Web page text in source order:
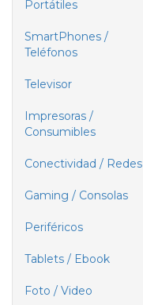
Portátiles
SmartPhones /
Teléfonos
Televisor
Impresoras /
Consumibles
Conectividad / Redes
Gaming / Consolas
Periféricos
Tablets / Ebook
Foto / Video